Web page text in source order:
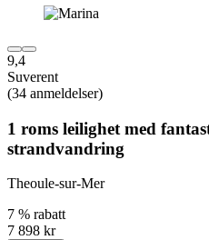
9,4
Suverent
(34 anmeldelser)
1 roms leilighet med
strandvandring
Theoule-sur-Mer
7 % rabatt
7 898 kr